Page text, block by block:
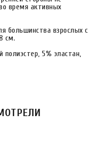
время активных
большинства взрослых с
см.
полиэстер, 5% эластан,